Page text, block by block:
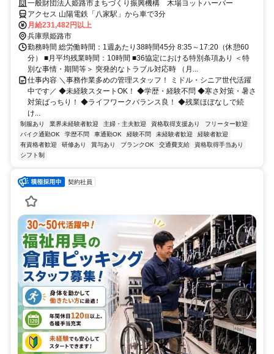
一般財団法人姫路市まちづくり振興機構 木場ヨットハーバー
アクセス 山陽電鉄「八家駅」から車で3分
月給231,482円以上
兵庫県姫路市
勤務時間 総労働時間：1週あたり38時間45分 8:35～17:20（休憩60
分） ■月平均残業時間：10時間 ■36協定における特別条項あり ＜特
別な事情・期間等＞ 突発的なトラブル対応時 （月...
仕事内容 ＼事務作業多めの管理スタッフ！ ミドル・シニア世代活躍
中です／ ◆未経験スタートOK！ ◆学歴・経験不問 ◆寒さ対策・暑さ
対策ばっちり！ ◆ライフワークバランス良！ ◆残業ほぼなしで続
け...
制服あり 業界未経験者歓迎 主婦・主夫歓迎 資格取得支援あり
フリーター歓迎
バイク通勤OK
学歴不問 車通勤OK 経験不問 未経験者歓迎
経験者歓迎
有資格者歓迎
研修あり 賞与あり ブランクOK 交通費支給
資格取得手当あり
シフト制
契約社員